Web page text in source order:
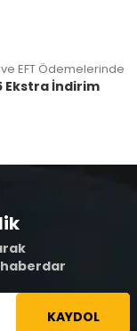
EFT Ödemelerinde
Ekstra İndirim
haberdar
KAYDOL